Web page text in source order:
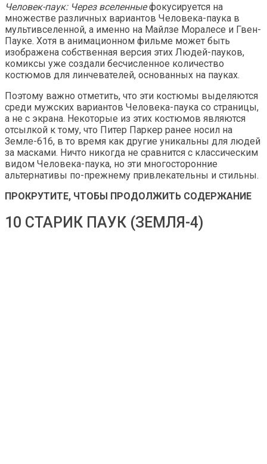
Человек-паук: Через вселенныефокусируется на
множестве различных вариантов Человека-паука в
мультивселенной, а именно на Майлзе Моралесе и Гвен-
Пауке. Хотя в анимационном фильме может быть
изображена собственная версия этих Людей-пауков,
комиксы уже создали бесчисленное количество
костюмов для линчевателей, основанных на пауках.
Поэтому важно отметить, что эти костюмы выделяются
среди мужских вариантов Человека-паука со страницы,
а не с экрана. Некоторые из этих костюмов являются
отсылкой к тому, что Питер Паркер ранее носил на
Земле-616, в то время как другие уникальны для людей
за масками. Ничто никогда не сравнится с классическим
видом Человека-паука, но эти многосторонние
альтернативы по-прежнему привлекательны и стильны.
ПРОКРУТИТЕ, ЧТОБЫ ПРОДОЛЖИТЬ СОДЕРЖАНИЕ
10 СТАРИК ПАУК (ЗЕМЛЯ-4)